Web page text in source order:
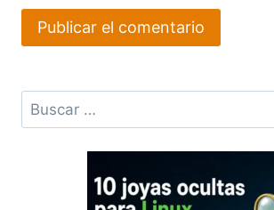
Buscar: